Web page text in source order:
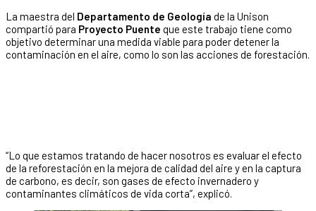
La maestra del Departamento de Geología de la Unison
compartió para Proyecto Puente que este trabajo tiene como
objetivo determinar una medida viable para poder detener la
contaminación en el aire, como lo son las acciones de forestación.
“Lo que estamos tratando de hacer nosotros es evaluar el efecto
de la reforestación en la mejora de calidad del aire y en la captura
de carbono, es decir, son gases de efecto invernadero y
contaminantes climáticos de vida corta”, explicó.